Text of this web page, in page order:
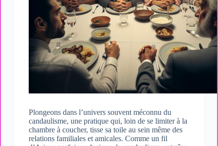
Plongeons dans l’univers souvent méconnu du
candaulisme, une pratique qui, loin de se limiter à la
chambre à coucher, tisse sa toile au sein même des
relations familiales et amicales. Comme un fil